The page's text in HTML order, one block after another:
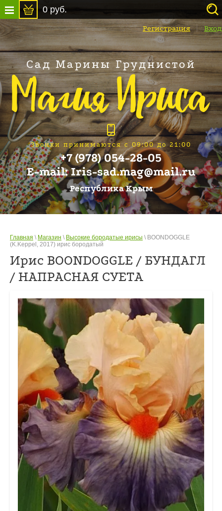
0 руб.
Регистрация Вход
Сад Марины Груднистой
Звонки принимаются с 09:00 до 21:00
+7 (978) 054-28-05
E-mail: Iris-sad.mag@mail.ru
Республика Крым
Главная \ Магазин \ Высокие бородатые ирисы \ BOONDOGGLE
(K.Keppel, 2017) ирис бородатый
Ирис BOONDOGGLE / БУНДАГЛ
/ НАПРАСНАЯ СУЕТА